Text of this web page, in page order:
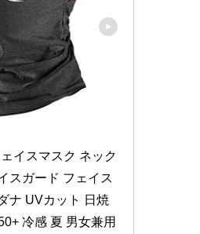
イスマスク ネック
スガード フェイス
ナ UVカット 日焼
冷感 夏 男女兼用